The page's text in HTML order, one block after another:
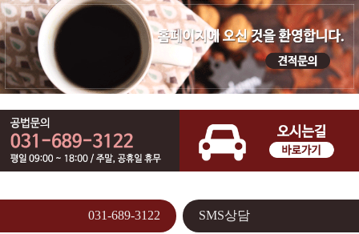
031-689-3122 SMS상담